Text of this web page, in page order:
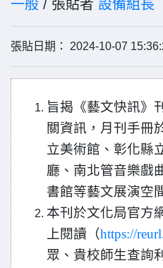
一般 / 張貼者 設備組長
張貼日期： 2024-10-07
旨揭《藝文快訊》
關資訊，月刊手冊
立美術館、彰化縣
廳、南北管音樂戲
書館等藝文展演空
本刊於文化局官方
上閱讀（https://
眾、貴校師生查詢